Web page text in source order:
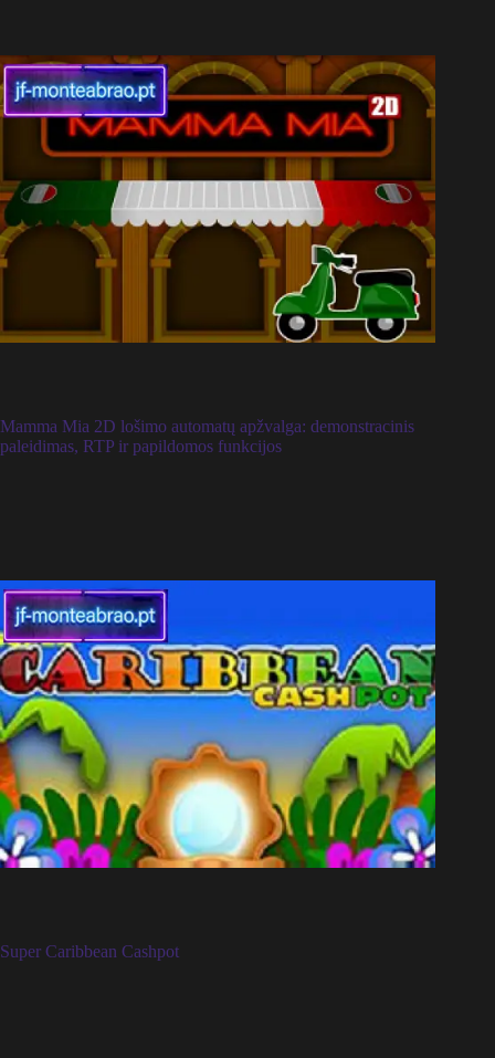
Mamma Mia 2D lošimo automatų apžvalga: demonstracinis
paleidimas, RTP ir papildomos funkcijos
Super Caribbean Cashpot